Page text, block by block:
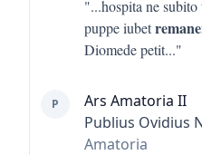
"...hospita ne
puppe iubet
Diomede petit..."
P
Ars Amatoria II
Publius Ovidius
Amatoria